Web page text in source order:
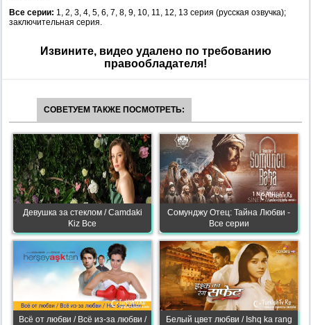
Все серии: 1, 2, 3, 4, 5, 6, 7, 8, 9, 10, 11, 12, 13 серия (русская озвучка);
заключительная серия.
Извините, видео удалено по требованию
правообладателя!
СОВЕТУЕМ ТАКЖЕ ПОСМОТРЕТЬ:
Девушка за стеклом / Camdaki
Kiz Все
Сомунджу Отец: Тайна Любви -
Все серии
Всё от любви / Всё из-за любви /
Белый цвет любви / Ishq ka rang